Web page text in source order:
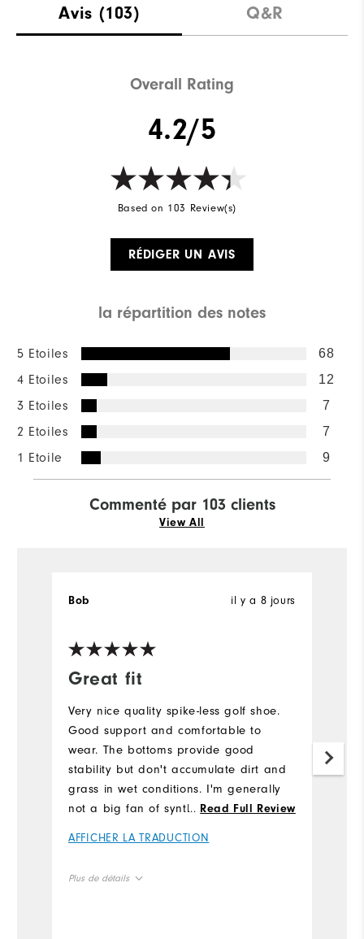
Avis (103) Q&R
Overall Rating
4.2/5
Based on 103 Review(s)
RÉDIGER UN AVIS
la répartition des notes
5 Etoiles 68
4 Etoiles 12
3 Etoiles 7
2 Etoiles 7
1 Etoile 9
Commenté par 103 clients
View All
Great fit
il y a 8 jours
Bob
Very nice quality spike-less golf shoe.
Good support and comfortable to
wear. The bottoms provide good
stability but don't accumulate dirt and
grass in wet conditions. I'm generally
not a big fan of synthetic upper but
definitely buy again.
... Read Full Review
AFFICHER LA TRADUCTION
Plus de détails